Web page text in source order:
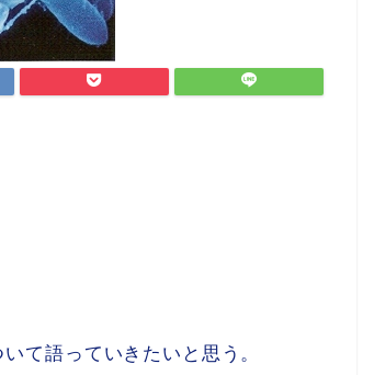
て語っていきたいと思う。